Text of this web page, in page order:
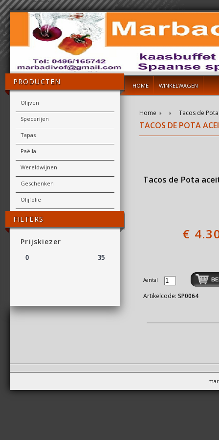
HOME WINKELWAGEN
PRODUCTEN
Olijven
Specerijen
Tapas
Paëlla
Wereldwijnen
Geschenken
Olijfolie
FILTERS
Prijskiezer
Home Tacos de
TACOS DE POTA
Tacos de Pota
€
Aantal
Artikelcode:SP0064